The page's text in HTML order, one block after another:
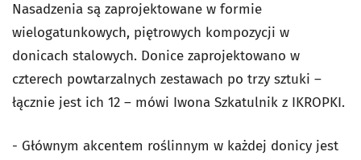
Nasadzenia są zaprojektowane w formie
wielogatunkowych, piętrowych kompozycji w
donicach stalowych. Donice zaprojektowano w
czterech powtarzalnych zestawach po trzy sztuki –
łącznie jest ich 12 – mówi Iwona Szkatulnik z IKROPKI.
- Głównym akcentem roślinnym w każdej donicy jest